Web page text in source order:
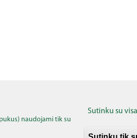
atsakingomis už šios medžiagos turinį ir bet
naudojami tik su
Sutinku su